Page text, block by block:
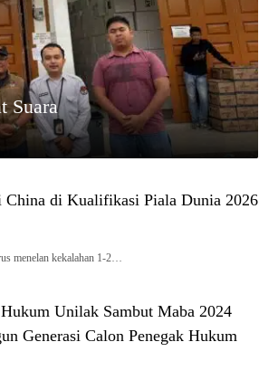
Suara
China di Kualifikasi Piala Dunia 2026
menelan kekalahan 1-2…
Unilak Sambut Maba 2024
Generasi Calon Penegak Hukum